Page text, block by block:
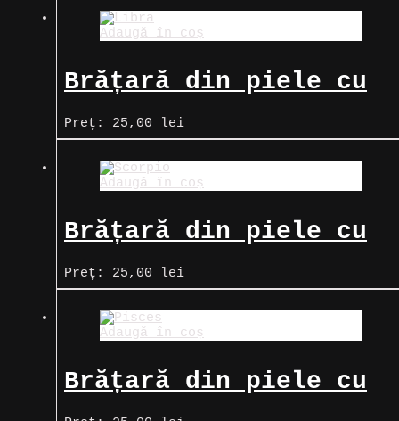
Adaugă în coș
Brățară din piele cu
zodia Balanță
Preț: 25,00 lei
Adaugă în coș
Brățară din piele cu
zodia Scorpion
Preț: 25,00 lei
Adaugă în coș
Brățară din piele cu
zodia Pești